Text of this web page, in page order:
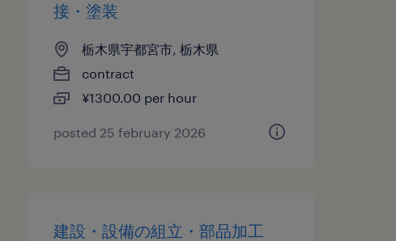
接・塗装
栃木県宇都宮市, 栃木県
contract
¥1300.00 per hour
posted 25 february 2026
建設・設備の組立・部品加工